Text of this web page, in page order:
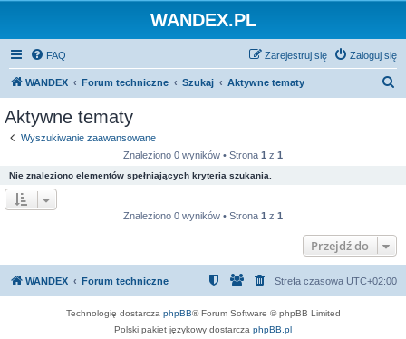
WANDEX.PL
FAQ Zaloguj się
Zarejestruj się
WANDEX Forum techniczne Szukaj Aktywne tematy
Aktywne tematy
Wyszukiwanie zaawansowane
Znaleziono 0 wyników • Strona 1 z 1
Nie znaleziono elementów spełniających kryteria szukania.
Znaleziono 0 wyników • Strona 1 z 1
Przejdź do
WANDEX Forum techniczne Strefa czasowa UTC+02:00
Technologię dostarcza phpBB® Forum Software © phpBB Limited
Polski pakiet językowy dostarcza phpBB.pl